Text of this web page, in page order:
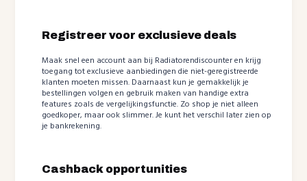
Registreer voor exclusieve deals
Maak snel een account aan bij Radiatorendiscounter en krijg
toegang tot exclusieve aanbiedingen die niet-geregistreerde
klanten moeten missen. Daarnaast kun je gemakkelijk je
bestellingen volgen en gebruik maken van handige extra
features zoals de vergelijkingsfunctie. Zo shop je niet alleen
goedkoper, maar ook slimmer. Je kunt het verschil later zien op
je bankrekening.
Cashback opportunities